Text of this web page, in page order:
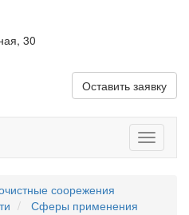
30
Оставить заявку
меню
соорежения
Сферы применения